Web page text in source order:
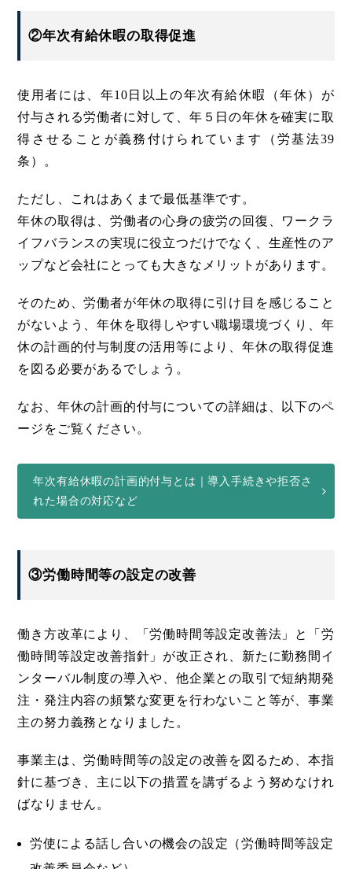
②年次有給休暇の取得促進
使用者には、年10日以上の年次有給休暇（年休）が
付与される労働者に対して、年５日の年休を確実に取
得させることが義務付けられています（労基法39
条）。
ただし、これはあくまで最低基準です。
年休の取得は、労働者の心身の疲労の回復、ワークラ
イフバランスの実現に役立つだけでなく、生産性のア
ップなど会社にとっても大きなメリットがあります。
そのため、労働者が年休の取得に引け目を感じること
がないよう、年休を取得しやすい職場環境づくり、年
休の計画的付与制度の活用等により、年休の取得促進
を図る必要があるでしょう。
なお、年休の計画的付与についての詳細は、以下のペ
ージをご覧ください。
年次有給休暇の計画的付与とは｜導入手続きや拒否さ
れた場合の対応など
③労働時間等の設定の改善
働き方改革により、「労働時間等設定改善法」と「労
働時間等設定改善指針」が改正され、新たに勤務間イ
ンターバル制度の導入や、他企業との取引で短納期発
注・発注内容の頻繁な変更を行わないこと等が、事業
主の努力義務となりました。
事業主は、労働時間等の設定の改善を図るため、本指
針に基づき、主に以下の措置を講ずるよう努めなけれ
ばなりません。
労使による話し合いの機会の設定（労働時間等設定